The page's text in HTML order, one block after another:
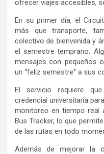
ofrecer viajes accesibles,
En su primer día, el
más que transporte,
colectivo de bienvenida y
el semestre temprano.
mensajes con pequeños
un “feliz semestre” a sus
El servicio requiere
credencial universitaria
monitoreo en tiempo real
Bus Tracker, lo que
de las rutas en todo
Además de mejorar la